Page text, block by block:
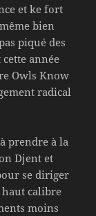
et ke fort
bien
piqué des
année
Owls Know
radical
prendre à la
Djent et
se diriger
haut calibre
moins